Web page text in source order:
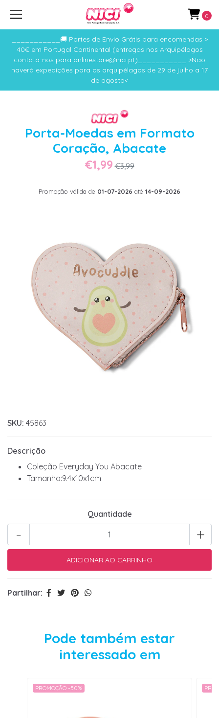
___________🚚 Portes de Envio Grátis para encomendas >
40€ em Portugal Continental (entregas nos Arquipélagos
contata-nos para onlinestore@nici.pt)___________ >Não
haverá expedições para os arquipélagos de 29 de julho a 17
de agosto<
0
Porta-Moedas em Formato
Coração, Abacate
€1,99 €3,99
Promoção válida de 01-07-2026 até 14-09-2026
SKU: 45863
Descrição
Coleção Everyday You Abacate
Tamanho:9.4x10x1cm
Quantidade
+
-
Partilhar:
Pode também estar
interessado em
PROMOÇÃO -50%